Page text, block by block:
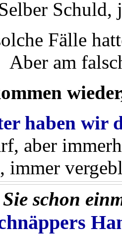
Schuld,
Fälle
Aber am
haben wir
aber
immer
schon